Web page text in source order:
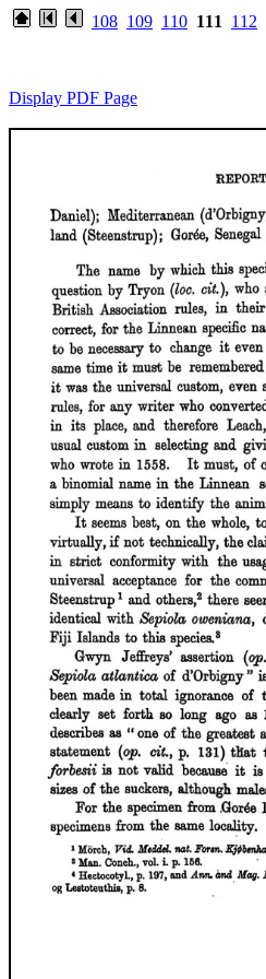
108 109 110 111 112
Display PDF Page